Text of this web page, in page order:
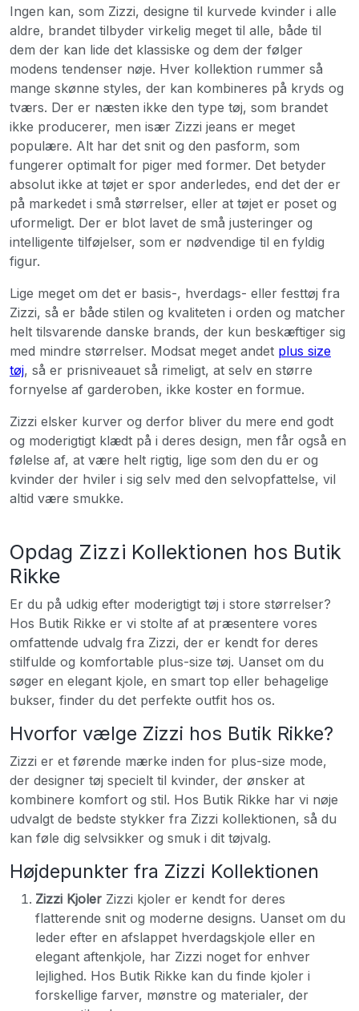
Ingen kan, som Zizzi, designe til kurvede kvinder i alle
aldre, brandet tilbyder virkelig meget til alle, både til
dem der kan lide det klassiske og dem der følger
modens tendenser nøje. Hver kollektion rummer så
mange skønne styles, der kan kombineres på kryds og
tværs. Der er næsten ikke den type tøj, som brandet
ikke producerer, men især Zizzi jeans er meget
populære. Alt har det snit og den pasform, som
fungerer optimalt for piger med former. Det betyder
absolut ikke at tøjet er spor anderledes, end det der er
på markedet i små størrelser, eller at tøjet er poset og
uformeligt. Der er blot lavet de små justeringer og
intelligente tilføjelser, som er nødvendige til en fyldig
figur.
Lige meget om det er basis-, hverdags- eller festtøj fra
Zizzi, så er både stilen og kvaliteten i orden og matcher
helt tilsvarende danske brands, der kun beskæftiger sig
med mindre størrelser. Modsat meget andet plus size
tøj, så er prisniveauet så rimeligt, at selv en større
fornyelse af garderoben, ikke koster en formue.
Zizzi elsker kurver og derfor bliver du mere end godt
og moderigtigt klædt på i deres design, men får også en
følelse af, at være helt rigtig, lige som den du er og
kvinder der hviler i sig selv med den selvopfattelse, vil
altid være smukke.
Opdag Zizzi Kollektionen hos Butik
Rikke
Er du på udkig efter moderigtigt tøj i store størrelser?
Hos Butik Rikke er vi stolte af at præsentere vores
omfattende udvalg fra Zizzi, der er kendt for deres
stilfulde og komfortable plus-size tøj. Uanset om du
søger en elegant kjole, en smart top eller behagelige
bukser, finder du det perfekte outfit hos os.
Hvorfor vælge Zizzi hos Butik Rikke?
Zizzi er et førende mærke inden for plus-size mode,
der designer tøj specielt til kvinder, der ønsker at
kombinere komfort og stil. Hos Butik Rikke har vi nøje
udvalgt de bedste stykker fra Zizzi kollektionen, så du
kan føle dig selvsikker og smuk i dit tøjvalg.
Højdepunkter fra Zizzi Kollektionen
Zizzi Kjoler Zizzi kjoler er kendt for deres
flatterende snit og moderne designs. Uanset om du
leder efter en afslappet hverdagskjole eller en
elegant aftenkjole, har Zizzi noget for enhver
lejlighed. Hos Butik Rikke kan du finde kjoler i
forskellige farver, mønstre og materialer, der